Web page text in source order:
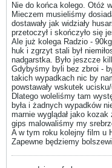
Nie do końca kolego. Otóż
Mieczem musieliśmy
dostawały jak widziały
przetoczył i skończyło się
Ale już kolega Radzio -
huk i zgrzyt stali był
nadgarstka. Było jeszcze
Gdybyśmy byli bez zbroi -
takich wypadkach nic by
powstawały wskutek
Dlatego woleliśmy tam
była i żadnych wypadków
marnie wyglądał jako
gips malowaliśmy my
A w tym roku kolejny film u
Zapewne będziemy